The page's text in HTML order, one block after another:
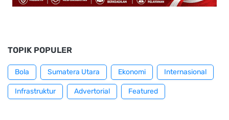
TOPIK POPULER
Bola Sumatera Utara Ekonomi Internasional
Infrastruktur Advertorial Featured